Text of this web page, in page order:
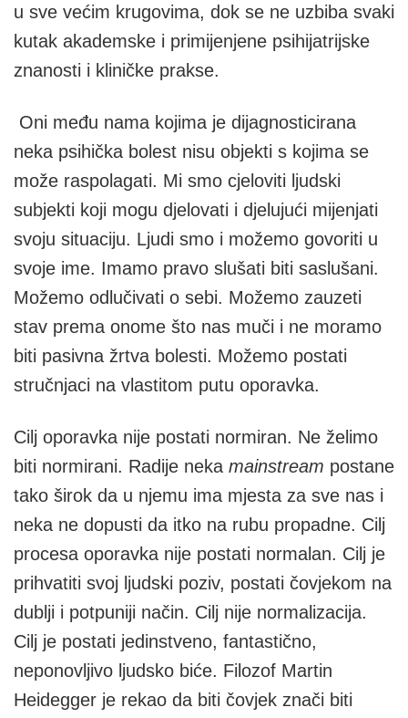
u sve većim krugovima, dok se ne uzbiba svaki
kutak akademske i primijenjene psihijatrijske
znanosti i kliničke prakse.
Oni među nama kojima je dijagnosticirana
neka psihička bolest nisu objekti s kojima se
može raspolagati. Mi smo cjeloviti ljudski
subjekti koji mogu djelovati i djelujući mijenjati
svoju situaciju. Ljudi smo i možemo govoriti u
svoje ime. Imamo pravo slušati biti saslušani.
Možemo odlučivati o sebi. Možemo zauzeti
stav prema onome što nas muči i ne moramo
biti pasivna žrtva bolesti. Možemo postati
stručnjaci na vlastitom putu oporavka.
Cilj oporavka nije postati normiran. Ne želimo
biti normirani. Radije neka mainstream postane
tako širok da u njemu ima mjesta za sve nas i
neka ne dopusti da itko na rubu propadne. Cilj
procesa oporavka nije postati normalan. Cilj je
prihvatiti svoj ljudski poziv, postati čovjekom na
dublji i potpuniji način. Cilj nije normalizacija.
Cilj je postati jedinstveno, fantastično,
neponovljivo ljudsko biće. Filozof Martin
Heidegger je rekao da biti čovjek znači biti